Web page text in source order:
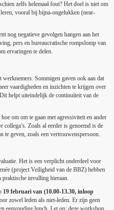
zelfs helemaal fout? Het doel is niet om
vooral bij bijna-ongelukken (near-
nog negatieve gevolgen hangen aan het
pers en bureaucratische rompslomp van
ervaringen te delen.
Sommigen gaven ook aan dat
vaardigheden en inzichten te krijgen over
helpt uiteindelijk de continuïteit van de
om om te gaan met agressiviteit en ander
collega’s. Zoals al eerder is genoemd is de
geven, zoals een vertrouwenspersoon.
Het is een verplicht onderdeel voor
(project Veiligheid van de BBZ) hebben
praktische invulling hieraan.
19 februari van (10.00-13.30, inloop
zowel leden als niet-leden. Er zijn geen